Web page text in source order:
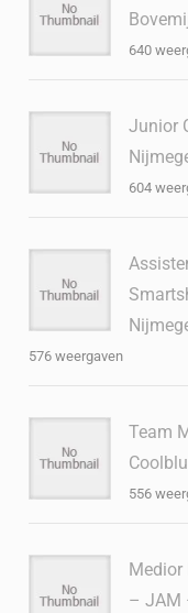
640
Junior
604
576 weergaven
Team
556
Medior
– JAM